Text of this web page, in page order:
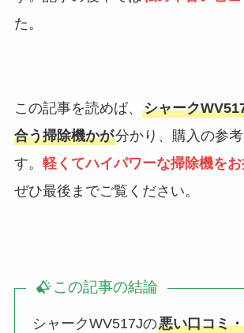
た。
この記事を読めば、 シャーク
合う掃除機かが分かり、購入の参
す。 軽くてハイパワーな掃除機をお
ぜひ最後までご覧ください。
この記事の結論
シャークWV517Jの悪い口コミ